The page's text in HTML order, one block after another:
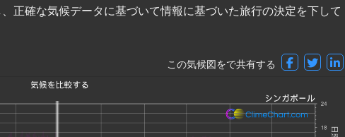
正確な気候データに基づいて情報に基づいた旅行の決定を下して
この気候図をで共有する